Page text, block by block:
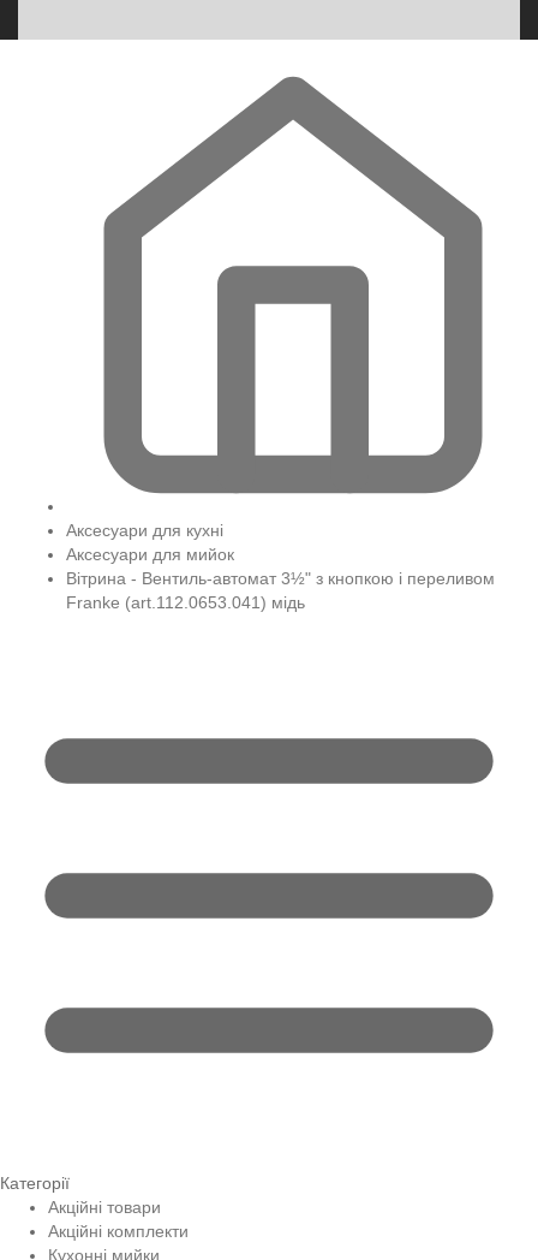
Аксесуари для кухні
Аксесуари для мийок
Вітрина - Вентиль-автомат 3½" з кнопкою і переливом
Franke (art.112.0653.041) мідь
Категорії
Акційні товари
Акційні комплекти
Кухонні мийки